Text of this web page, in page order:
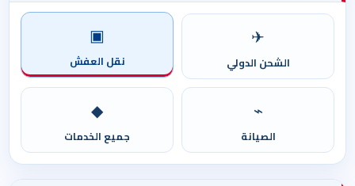
✈
الشحن الدولي
▣
نقل العفش
⌁
الصيانة
◆
جميع الخدمات